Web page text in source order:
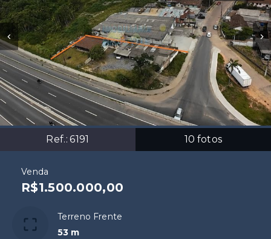
Ref.:6191 10 fotos
Venda
R$1.500.000,00
Terreno Frente
53 m